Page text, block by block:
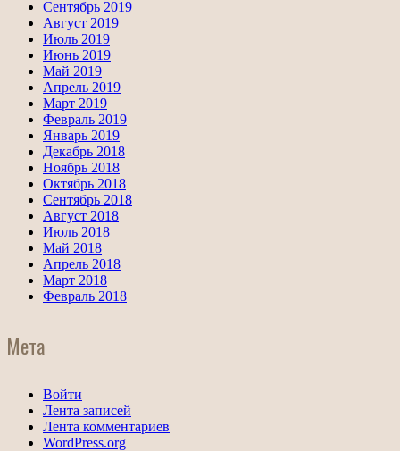
Сентябрь 2019
Август 2019
Июль 2019
Июнь 2019
Май 2019
Апрель 2019
Март 2019
Февраль 2019
Январь 2019
Декабрь 2018
Ноябрь 2018
Октябрь 2018
Сентябрь 2018
Август 2018
Июль 2018
Май 2018
Апрель 2018
Март 2018
Февраль 2018
Мета
Войти
Лента записей
Лента комментариев
WordPress.org